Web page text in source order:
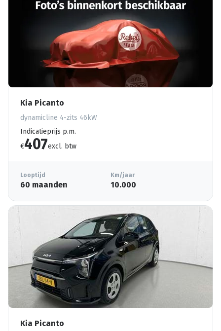
Kia Picanto
dynamicline 4-zits 46kW
Indicatieprijs p.m.
€407excl. btw
Looptijd
60 maanden
Km/jaar
10.000
Kia Picanto